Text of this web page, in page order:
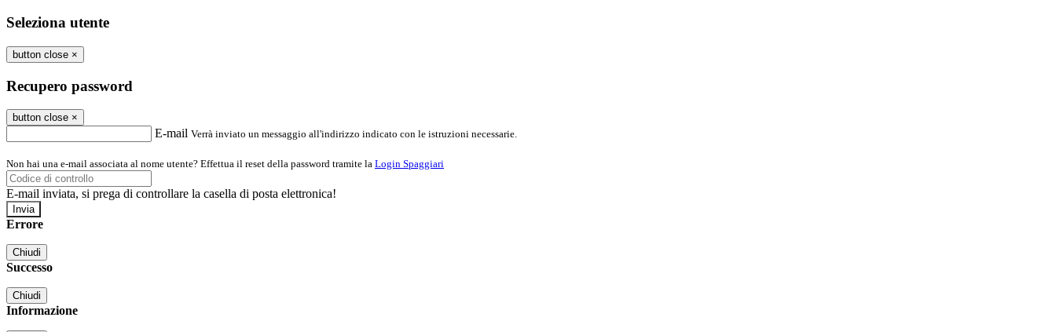
Seleziona utente
button close ×
Recupero password
button close ×
E-mail Verrà inviato un messaggio all'indirizzo indicato con le istruzioni necessarie.
Non hai una e-mail associata al nome utente? Effettua il reset della password tramite la Login Spaggiari
E-mail inviata, si prega di controllare la casella di posta elettronica!
Errore
Chiudi
Successo
Chiudi
Informazione